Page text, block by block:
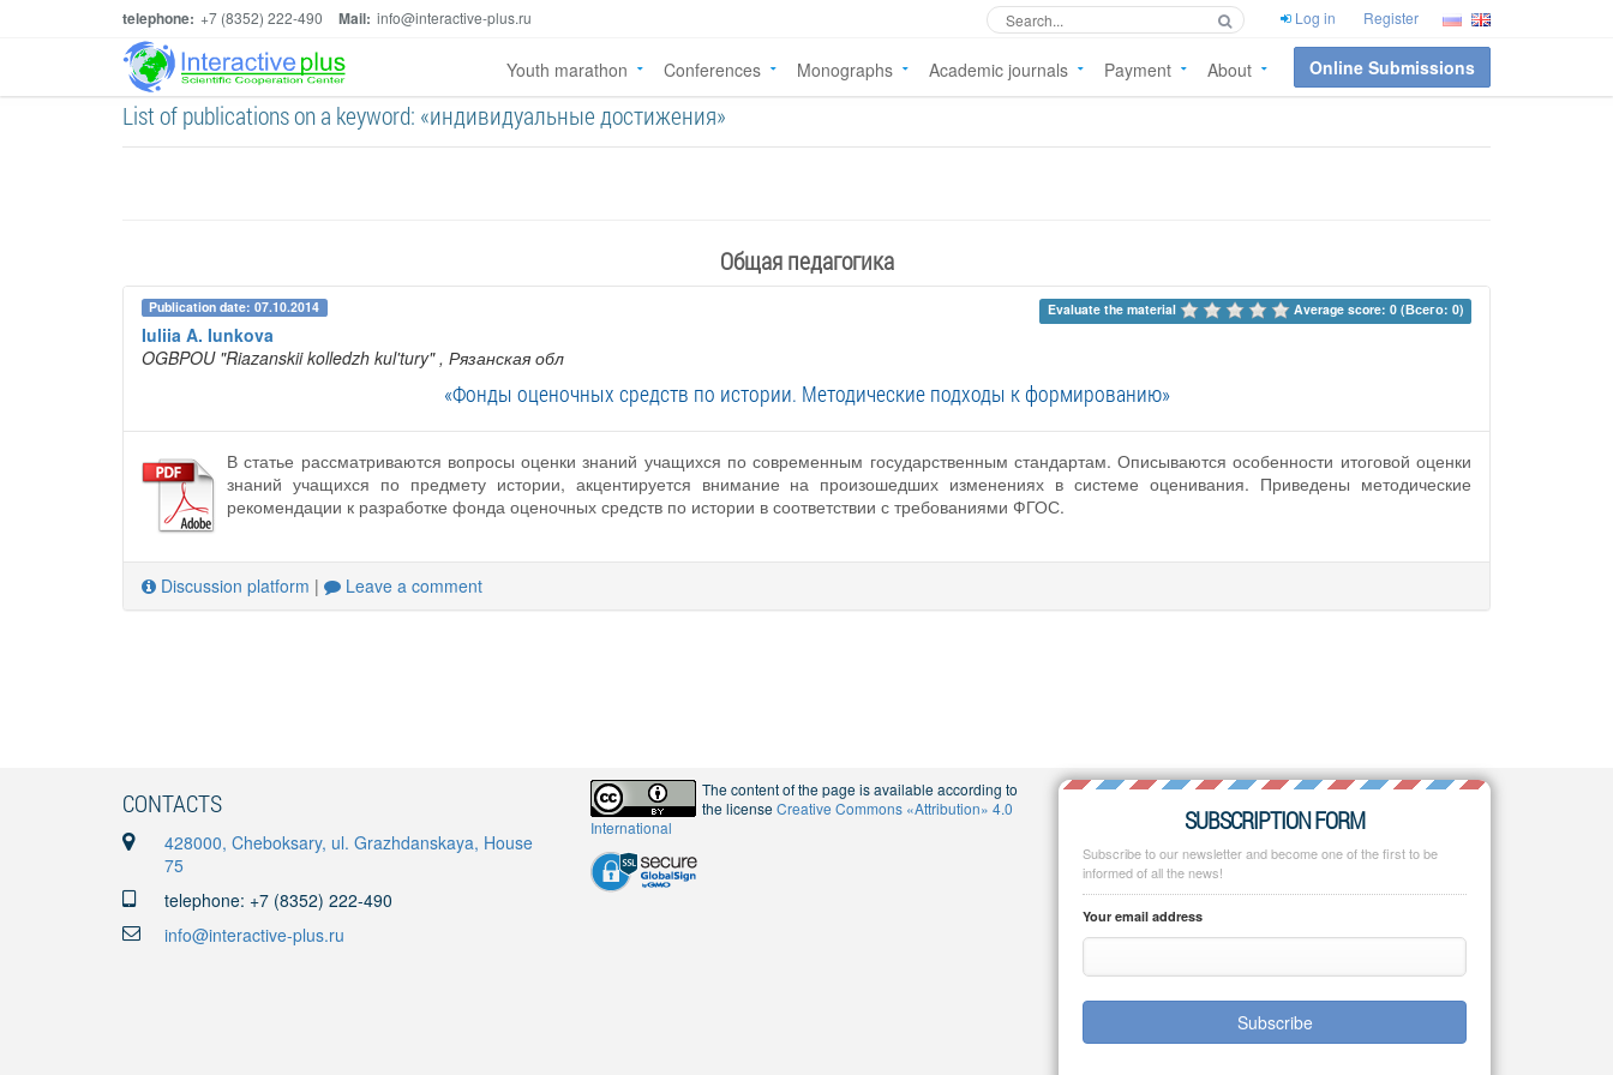
telephone: +7 (8352) 222-490 Mail: info@interactive-plus.ru Log in Register
Youth marathon Conferences Monographs Academic journals Payment About Online Submissions
List of publications on a keyword: «индивидуальные достижения»
Общая педагогика
Publication date: 07.10.2014 Evaluate the material Average score: 0 (Всего: 0)
Iuliia A. Iunkova
OGBPOU "Riazanskii kolledzh kul'tury" , Рязанская обл
«Фонды оценочных средств по истории. Методические подходы к формированию»
В статье рассматриваются вопросы оценки знаний учащихся по современным государственным стандартам. Описываются особенности итоговой оценки
знаний учащихся по предмету истории, акцентируется внимание на произошедших изменениях в системе оценивания. Приведены методические
рекомендации к разработке фонда оценочных средств по истории в соответствии с требованиями ФГОС.
Discussion platform | Leave a comment
CONTACTS
428000, Cheboksary, ul. Grazhdanskaya, House
75
telephone: +7 (8352) 222-490
info@interactive-plus.ru
The content of the page is available according to
the licenseCreative Commons «Attribution» 4.0
International
SUBSCRIPTION FORM
Subscribe to our newsletter and become one of the first to be
informed of all the news!
Your email address
Subscribe